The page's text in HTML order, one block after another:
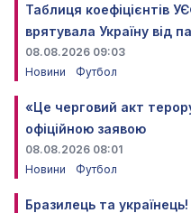
Таблиця коефіцієнтів
врятувала Україну від
08.08.2026 09:03
Новини
Футбол
«Це черговий акт
офіційною заявою
08.08.2026 08:01
Новини
Футбол
Бразилець та